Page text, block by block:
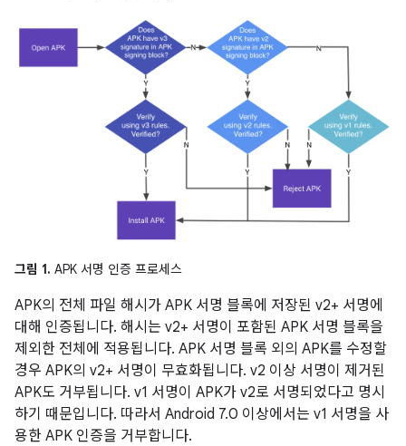
그림 1. APK 서명 인증 프로세스
APK의 전체 파일 해시가 APK 서명 블록에 저장된 v2+ 서명에
대해 인증됩니다. 해시는 v2+ 서명이 포함된 APK 서명 블록을
제외한 전체에 적용됩니다. APK 서명 블록 외의 APK를 수정할
경우 APK의 v2+ 서명이 무효화됩니다. v2 이상 서명이 제거된
APK도 거부됩니다. v1 서명이 APK가 v2로 서명되었다고 명시
하기 때문입니다. 따라서 Android 7.0 이상에서는 v1 서명을 사
용한 APK 인증을 거부합니다.